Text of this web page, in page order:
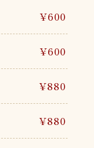
¥600
¥600
¥880
¥880